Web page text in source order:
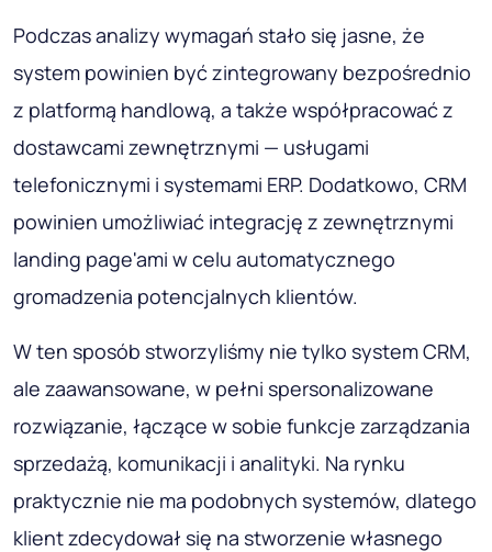
Podczas analizy wymagań stało się jasne, że
system powinien być zintegrowany bezpośrednio
z platformą handlową, a także współpracować z
dostawcami zewnętrznymi — usługami
telefonicznymi i systemami ERP. Dodatkowo, CRM
powinien umożliwiać integrację z zewnętrznymi
landing page'ami w celu automatycznego
gromadzenia potencjalnych klientów.
W ten sposób stworzyliśmy nie tylko system CRM,
ale zaawansowane, w pełni spersonalizowane
rozwiązanie, łączące w sobie funkcje zarządzania
sprzedażą, komunikacji i analityki. Na rynku
praktycznie nie ma podobnych systemów, dlatego
klient zdecydował się na stworzenie własnego